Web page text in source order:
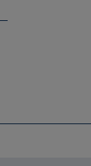
PESTAÑA